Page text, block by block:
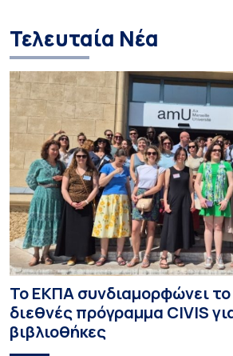
Τελευταία Νέα
Το ΕΚΠΑ συνδιαμορφώνει
διεθνές πρόγραμμα CIVIS
βιβλιοθήκες